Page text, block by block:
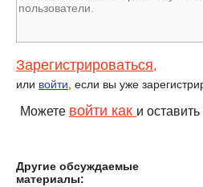
Зарегистрироваться,
или войти, если вы уже
Можете войти как и
Другие обсуждаемые
материалы: